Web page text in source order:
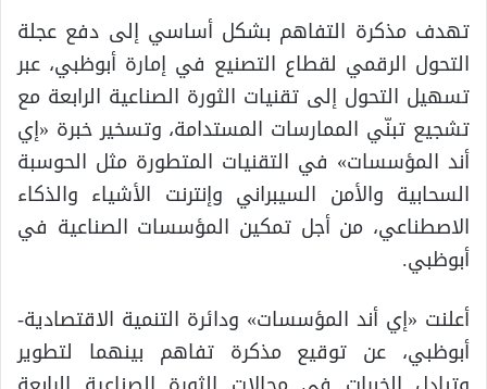
تهدف مذكرة التفاهم بشكل أساسي إلى دفع عجلة
التحول الرقمي لقطاع التصنيع في إمارة أبوظبي، عبر
تسهيل التحول إلى تقنيات الثورة الصناعية الرابعة مع
تشجيع تبنّي الممارسات المستدامة، وتسخير خبرة «إي
أند المؤسسات» في التقنيات المتطورة مثل الحوسبة
السحابية والأمن السيبراني وإنترنت الأشياء والذكاء
الاصطناعي، من أجل تمكين المؤسسات الصناعية في
أبوظبي.
أعلنت «إي أند المؤسسات» ودائرة التنمية الاقتصادية-
أبوظبي، عن توقيع مذكرة تفاهم بينهما لتطوير